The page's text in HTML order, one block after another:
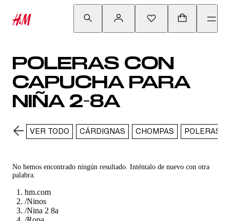
POLERAS CON
CAPUCHA PARA
NIÑA 2-8A
VER TODO CÁRDIGNAS CHOMPAS POLERAS
No hemos encontrado ningún resultado. Inténtalo de nuevo con otra
palabra.
hm.com
/Ninos
/Nina 2 8a